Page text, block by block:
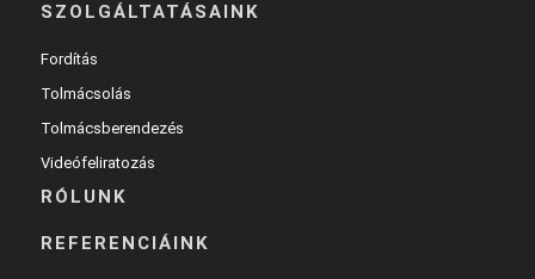
SZOLGÁLTATÁSAINK
Fordítás
Tolmácsolás
Tolmácsberendezés
Videófeliratozás
RÓLUNK
REFERENCIÁINK